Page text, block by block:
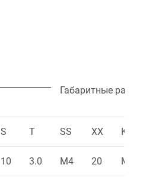
Габаритные размеры
S T SS XX KK
10 3.0 M4 20 M16x1.5